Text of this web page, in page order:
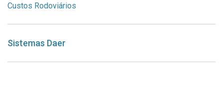
Custos Rodoviários
Sistemas Daer